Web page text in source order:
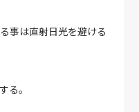
事は直射日光を避ける
る。